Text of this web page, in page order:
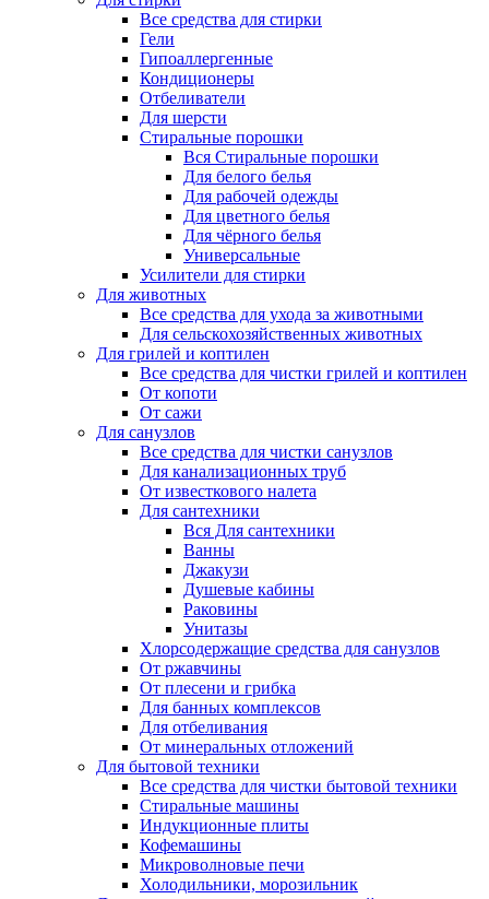
Все средства для стирки
Гели
Гипоаллергенные
Кондиционеры
Отбеливатели
Для шерсти
Стиральные порошки
Вся Стиральные порошки
Для белого белья
Для рабочей одежды
Для цветного белья
Для чёрного белья
Универсальные
Усилители для стирки
Для животных
Все средства для ухода за животными
Для сельскохозяйственных животных
Для грилей и коптилен
Все средства для чистки грилей и коптилен
От копоти
От сажи
Для санузлов
Все средства для чистки санузлов
Для канализационных труб
От известкового налета
Для сантехники
Вся Для сантехники
Ванны
Джакузи
Душевые кабины
Раковины
Унитазы
Хлорсодержащие средства для санузлов
От ржавчины
От плесени и грибка
Для банных комплексов
Для отбеливания
От минеральных отложений
Для бытовой техники
Все средства для чистки бытовой техники
Стиральные машины
Индукционные плиты
Кофемашины
Микроволновые печи
Холодильники, морозильник